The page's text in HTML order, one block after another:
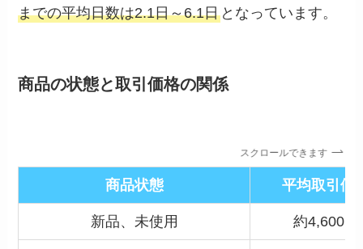
までの平均日数は2.1日～6.1日 となっています。
商品の状態と取引価格の関係
スクロールできます
商品状態 平均取引価
新品、未使用 約4,600円